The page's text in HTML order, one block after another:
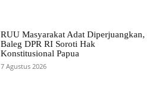
RUU Masyarakat Adat Diperjuangkan,
Baleg DPR RI Soroti Hak
Konstitusional Papua
7 Agustus 2026